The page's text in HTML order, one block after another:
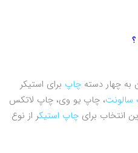
به چهار دسته چاپ برای استیکر
، چاپ یو وی، چاپ لاتکس
انتخاب برای چاپ استیکر از نوع